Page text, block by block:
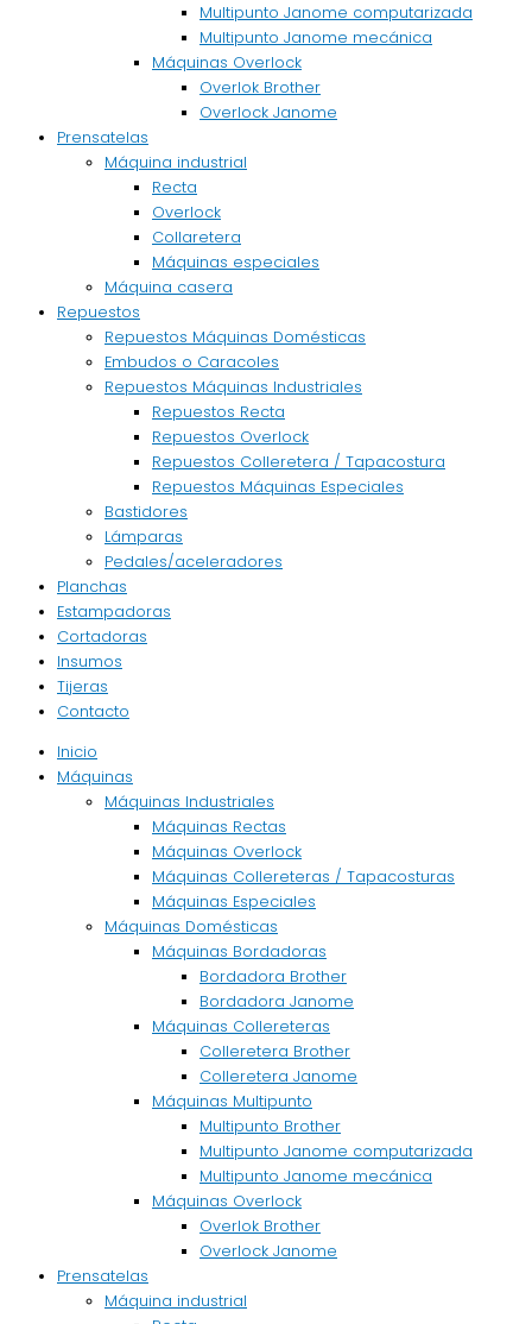
Multipunto Janome computarizada
Multipunto Janome mecánica
Máquinas Overlock
Overlok Brother
Overlock Janome
Prensatelas
Máquina industrial
Recta
Overlock
Collaretera
Máquinas especiales
Máquina casera
Repuestos
Repuestos Máquinas Domésticas
Embudos o Caracoles
Repuestos Máquinas Industriales
Repuestos Recta
Repuestos Overlock
Repuestos Colleretera / Tapacostura
Repuestos Máquinas Especiales
Bastidores
Lámparas
Pedales/aceleradores
Planchas
Estampadoras
Cortadoras
Insumos
Tijeras
Contacto
Inicio
Máquinas
Máquinas Industriales
Máquinas Rectas
Máquinas Overlock
Máquinas Collereteras / Tapacosturas
Máquinas Especiales
Máquinas Domésticas
Máquinas Bordadoras
Bordadora Brother
Bordadora Janome
Máquinas Collereteras
Colleretera Brother
Colleretera Janome
Máquinas Multipunto
Multipunto Brother
Multipunto Janome computarizada
Multipunto Janome mecánica
Máquinas Overlock
Overlok Brother
Overlock Janome
Prensatelas
Máquina industrial